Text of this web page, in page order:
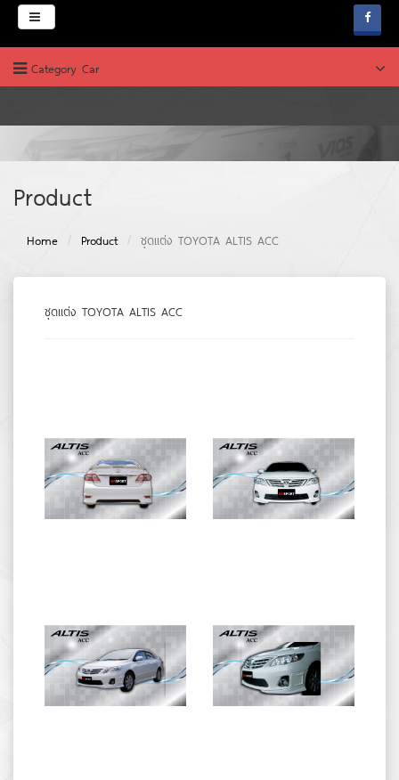
Menu
HOME
JOB & CAREERS
Category Car
Product
Home Product ชุดแต่ง TOYOTA ALTIS ACC
ชุดแต่ง TOYOTA ALTIS ACC